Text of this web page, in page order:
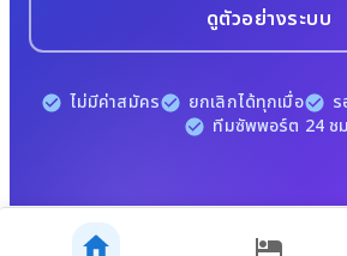
ดูตัวอย่างระบบ
ไม่มีค่าสมัคร ยกเลิกได้ทุกเมื่อ
ทีมซัพพอร์ต 24 ช